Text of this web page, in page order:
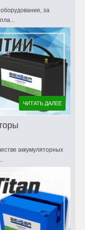
за
ЧИТАТЬ ДАЛЕЕ
аккумуляторных